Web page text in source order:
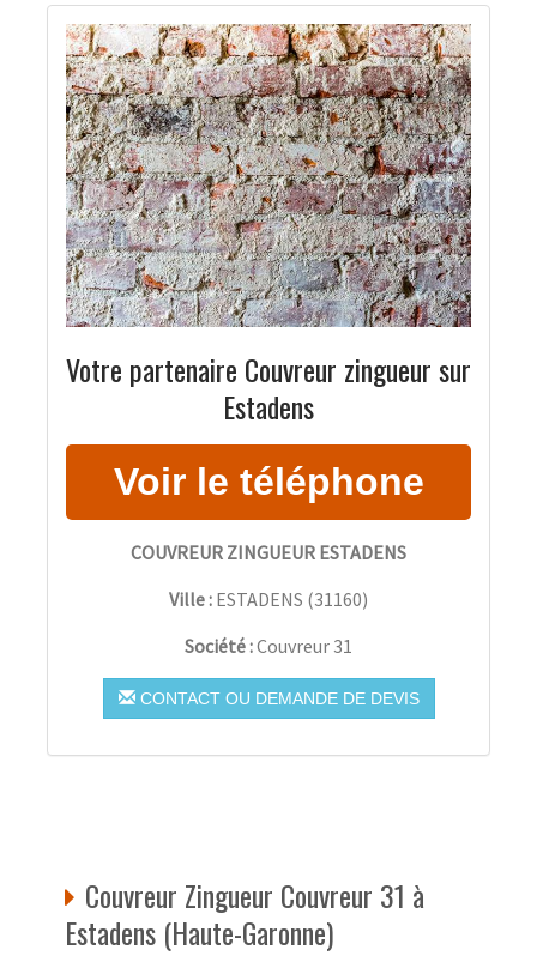
Votre partenaire Couvreur zingueur sur
Estadens
COUVREUR ZINGUEUR ESTADENS
Ville : ESTADENS (31160)
Société :Couvreur 31
CONTACT OU DEMANDE DE DEVIS
Couvreur Zingueur Couvreur 31 à
Estadens (Haute-Garonne)